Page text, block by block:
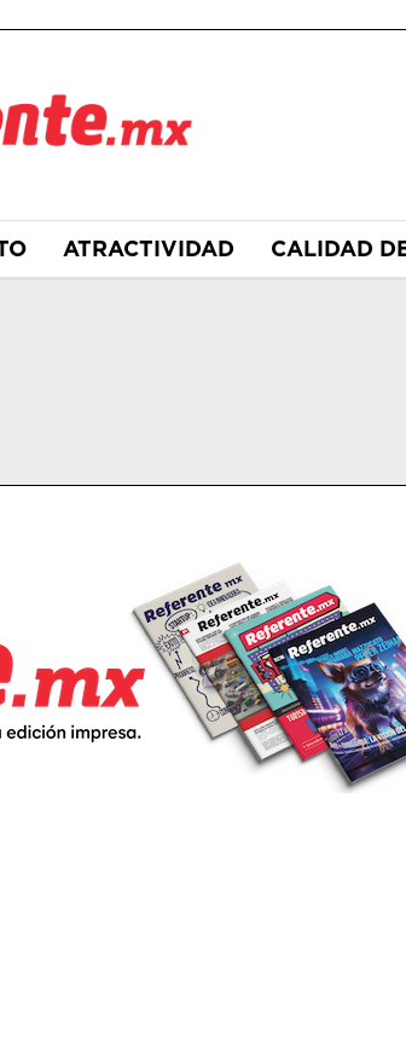
ATRACTIVIDAD CALIDAD